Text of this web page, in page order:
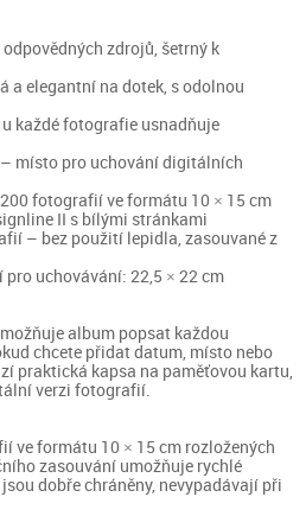
zdrojů, šetrný k
a elegantní na dotek, s odolnou
každé fotografie usnadňuje
místo pro uchování digitálních
fotografií ve formátu 10 × 15 cm
II s bílými stránkami
– bez použití lepidla, zasouvané z
uchovávání: 22,5 × 22 cm
album popsat každou
chcete přidat datum, místo nebo
praktická kapsa na paměťovou kartu,
verzi fotografií.
ve formátu 10 × 15 cm rozložených
zasouvání umožňuje rychlé
dobře chráněny, nevypadávají při